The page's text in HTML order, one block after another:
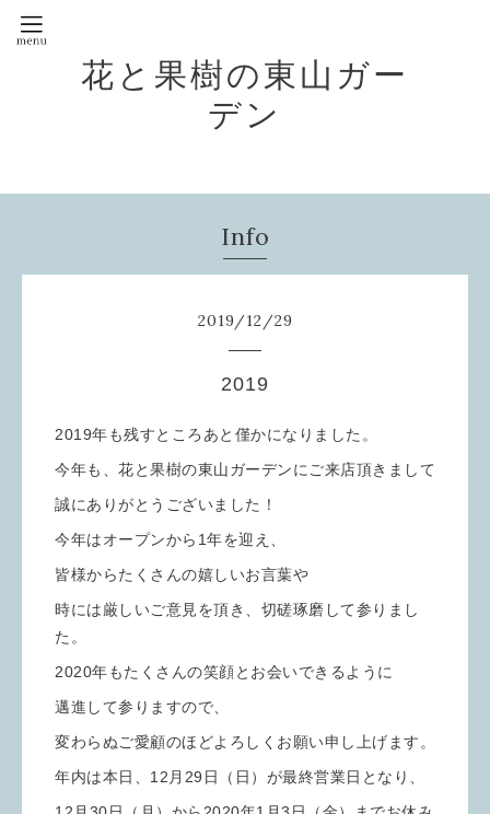
花と果樹の東山ガー
デン
Info
2019/12/29
2019
2019年も残すところあと僅かになりました。
今年も、花と果樹の東山ガーデンにご来店頂きまして
誠にありがとうございました！
今年はオープンから1年を迎え、
皆様からたくさんの嬉しいお言葉や
時には厳しいご意見を頂き、切磋琢磨して参りまし
た。
2020年もたくさんの笑顔とお会いできるように
邁進して参りますので、
変わらぬご愛顧のほどよろしくお願い申し上げます。
年内は本日、12月29日（日）が最終営業日となり、